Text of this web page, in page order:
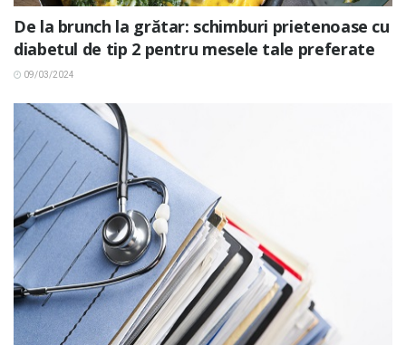
De la brunch la grătar: schimburi prietenoase cu
diabetul de tip 2 pentru mesele tale preferate
09/03/2024